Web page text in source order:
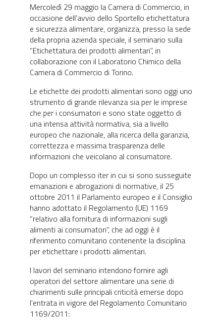
Mercoledì 29 maggio la Camera di Commercio, in
occasione dell’avvio dello Sportello etichettatura
e sicurezza alimentare, organizza, presso la sede
della propria azienda speciale, il seminario sulla
“Etichettatura dei prodotti alimentari”, in
collaborazione con il Laboratorio Chimico della
Camera di Commercio di Torino.
Le etichette dei prodotti alimentari sono oggi uno
strumento di grande rilevanza sia per le imprese
che per i consumatori e sono state oggetto di
una intensa attività normativa, sia a livello
europeo che nazionale, alla ricerca della garanzia,
correttezza e massima trasparenza delle
informazioni che veicolano al consumatore.
Dopo un complesso iter in cui si sono susseguite
emanazioni e abrogazioni di normative, il 25
ottobre 2011 il Parlamento europeo e il Consiglio
hanno adottato il Regolamento (UE) 1169
“relativo alla fornitura di informazioni sugli
alimenti ai consumatori”, che ad oggi è il
riferimento comunitario contenente la disciplina
per etichettare i prodotti alimentari.
I lavori del seminario intendono fornire agli
operatori del settore alimentare una serie di
chiarimenti sulle principali criticità emerse dopo
l’entrata in vigore del Regolamento Comunitario
1169/2011: